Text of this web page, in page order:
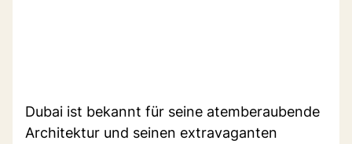
Dubai ist bekannt für seine atemberaubende
Architektur und seinen extravaganten